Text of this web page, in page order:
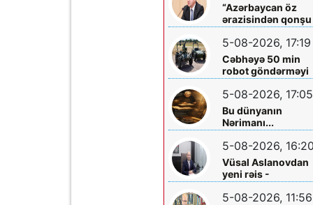
“Azərbaycan öz
ərazisindən qonşu
ölkəyə qarşı
olunmasına icazə
verməz”
5-08-2026, 17:19
Cəbhəyə 50 min
robot göndərməyi
planlaşdırırlar
5-08-2026, 17:05
Bu dünyanın
Nərimanı...
5-08-2026, 16:20
Vüsal Aslanovdan
yeni rəis -
Təyinatları
5-08-2026, 11:56